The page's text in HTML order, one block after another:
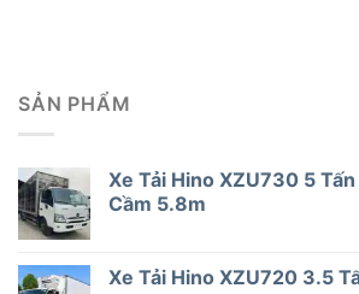
SẢN PHẨM
Xe Tải Hino XZU730 5
Cầm 5.8m
Xe Tải Hino XZU720 3.5